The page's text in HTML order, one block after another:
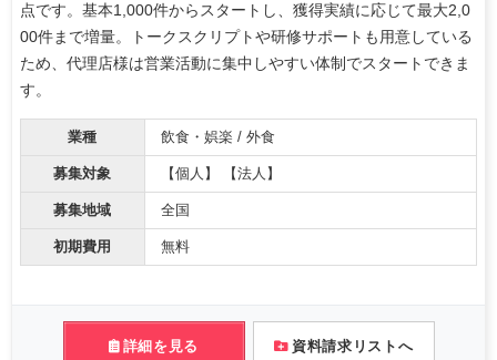
点です。基本1,000件からスタートし、獲得実績に応じて最大2,0
00件まで増量。トークスクリプトや研修サポートも用意している
ため、代理店様は営業活動に集中しやすい体制でスタートできま
す。
業種 飲食・娯楽 / 外食
募集対象 【個人】 【法人】
募集地域 全国
初期費用 無料
詳細を見る 資料請求リストへ